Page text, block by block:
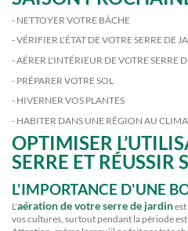
- NETTOYER VOTRE BÂCHE
- VÉRIFIER L'ÉTAT DE VOTRE SERRE DE
- AÉRER L'INTÉRIEUR DE VOTRE SERRE
- PRÉPARER VOTRE SOL
- HIVERNER VOS PLANTES
- HABITER DANS UNE RÉGION AU
OPTIMISER
SERRE ET RÉUSSIR
L'IMPORTANCE D'UNE
L'aération de votre serre de jardin
vos cultures, surtout pendant la période